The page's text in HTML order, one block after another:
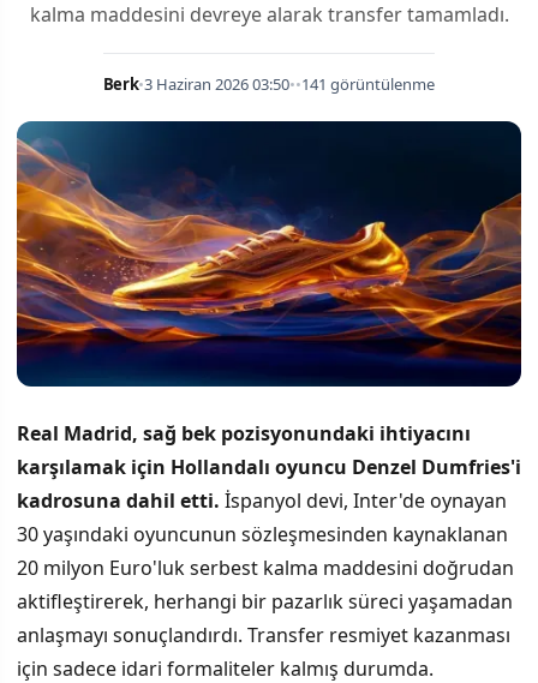
kalma maddesini devreye alarak transfer tamamladı.
Berk•3 Haziran 2026 03:50••141 görüntülenme
Real Madrid, sağ bek pozisyonundaki ihtiyacını
karşılamak için Hollandalı oyuncu Denzel Dumfries'i
kadrosuna dahil etti. İspanyol devi, Inter'de oynayan
30 yaşındaki oyuncunun sözleşmesinden kaynaklanan
20 milyon Euro'luk serbest kalma maddesini doğrudan
aktifleştirerek, herhangi bir pazarlık süreci yaşamadan
anlaşmayı sonuçlandırdı. Transfer resmiyet kazanması
için sadece idari formaliteler kalmış durumda.